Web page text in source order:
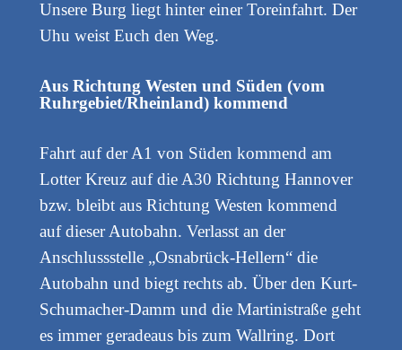
Unsere Burg liegt hinter einer Toreinfahrt. Der
Uhu weist Euch den Weg.
Aus Richtung Westen und Süden (vom
Ruhrgebiet/Rheinland) kommend
Fahrt auf der A1 von Süden kommend am
Lotter Kreuz auf die A30 Richtung Hannover
bzw. bleibt aus Richtung Westen kommend
auf dieser Autobahn. Verlasst an der
Anschlussstelle „Osnabrück-Hellern“ die
Autobahn und biegt rechts ab. Über den Kurt-
Schumacher-Damm und die Martinistraße geht
es immer geradeaus bis zum Wallring. Dort